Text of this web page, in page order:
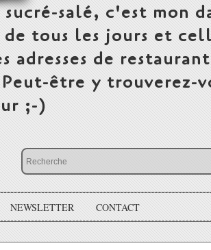
salé, c'est mon
de tous les jours et
adresses de
être y trouverez-
;-)
NEWSLETTER CONTACT